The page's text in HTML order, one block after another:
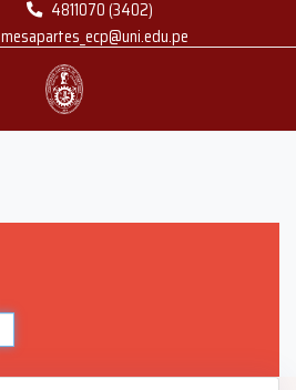
4811070 (3402)
mesapartes_ecp@uni.edu.pe